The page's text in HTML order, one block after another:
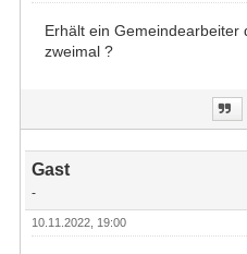
Erhält ein Gemeindearbeiter
zweimal ?
Gast
-
10.11.2022, 19:00